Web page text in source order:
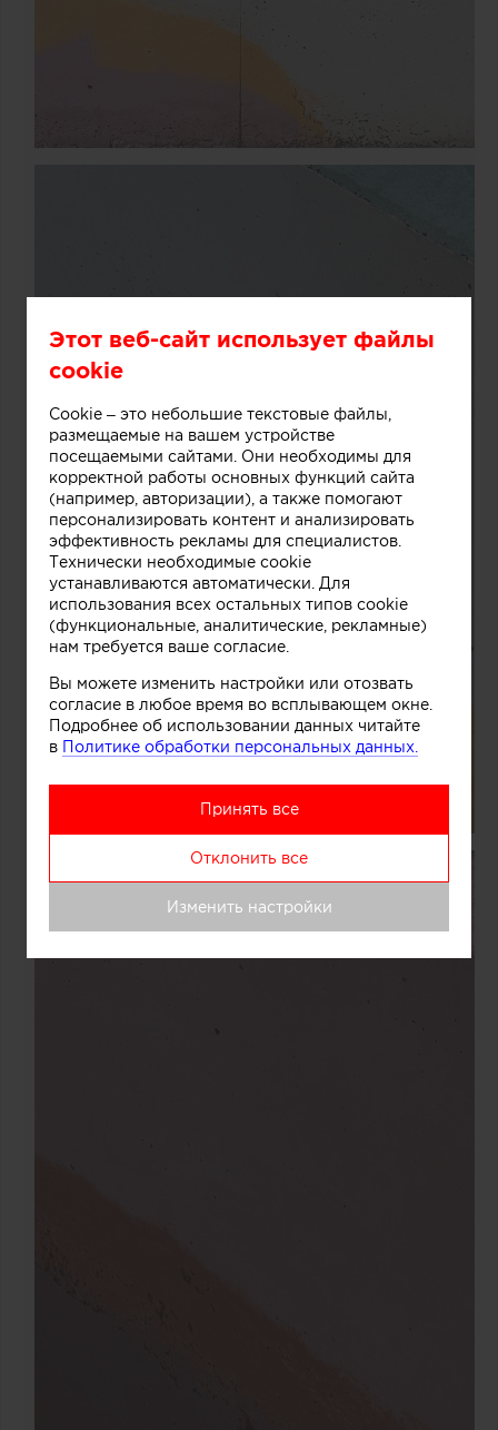
Этот веб-сайт использует файлы
cookie
Cookie – это небольшие текстовые файлы,
размещаемые на вашем устройстве
посещаемыми сайтами. Они необходимы для
корректной работы основных функций сайта
(например, авторизации), а также помогают
персонализировать контент и анализировать
эффективность рекламы для специалистов.
Технически необходимые cookie
устанавливаются автоматически. Для
использования всех остальных типов cookie
(функциональные, аналитические, рекламные)
нам требуется ваше согласие.
Вы можете изменить настройки или отозвать
согласие в любое время во всплывающем окне.
Подробнее об использовании данных читайте
в Политике обработки персональных данных.
Принять все
Отклонить все
Изменить настройки